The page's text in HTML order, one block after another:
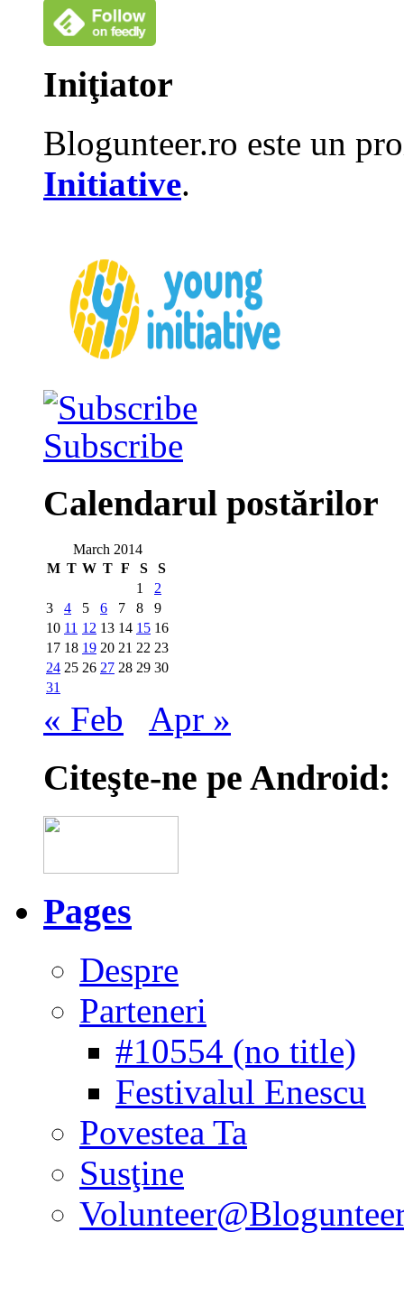
Iniţiator
Blogunteer.ro este un
Initiative.
Subscribe
Calendarul postărilor
March 2014
M T W T F S
S
1
2
3
4 5 6 7 8
9
10 11 12 13 14 15 16
17 18 19 20 21 22 23
24 25 26 27 28 29 30
31
« Feb Apr »
Citeşte-ne pe Android:
Pages
Despre
Parteneri
#10554 (no title)
Festivalul Enescu
Povestea Ta
Susţine